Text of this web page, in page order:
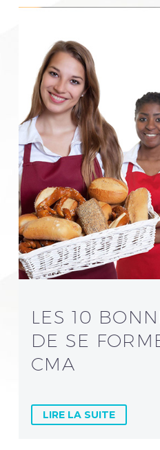
LES 10
DE SE
CMA
LIRE LA SUITE